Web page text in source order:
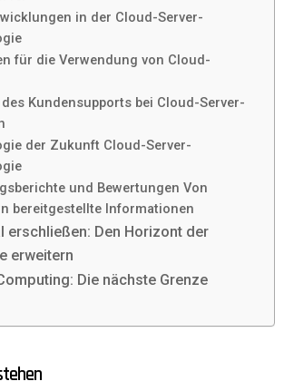
in der Cloud-Server-
für die Verwendung von Cloud-
des Kundensupports bei Cloud-Server-
der Zukunft Cloud-Server-
und Bewertungen Von
bereitgestellte Informationen
erschließen: Den Horizont der
erweitern
Die nächste Grenze